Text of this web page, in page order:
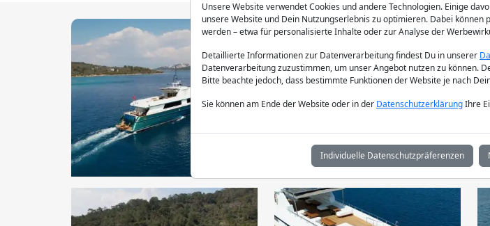
Unsere Website verwendet Cookies und andere Technologien. Einige
unsere Website und Dein Nutzungserlebnis zu optimieren. Dabei
werden – etwa für personalisierte Inhalte oder zur Analyse der
Detaillierte Informationen zur Datenverarbeitung findest Du in unserer
Datenverarbeitung zuzustimmen, um unser Angebot nutzen zu können.
Bitte beachte jedoch, dass bestimmte Funktionen der Website je nach
Sie können am Ende der Website oder in der DatenschutzerklärungIhre
Individuelle Datenschutzpräferenzen